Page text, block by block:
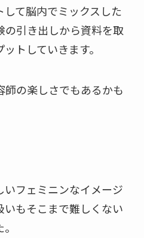
て脳内でミックスした
引き出しから資料を取
トしていきます。
の楽しさでもあるかも
フェミニンなイメージ
もそこまで難しくない